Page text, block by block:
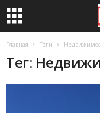
Главная Теги
Тег: